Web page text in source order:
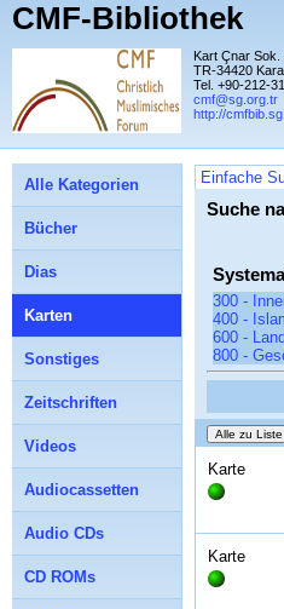
CMF-Bibliothek
Kart Çnar Sok.
TR-34420
Tel. +90-212-
cmf@sg.org.tr
http://
Einfache
Suche
300 -
400 -
600 -
800 -
Karte
Karte
Alle Kategorien
Bücher
Dias
Karten
Sonstiges
Zeitschriften
Videos
Audiocassetten
Audio CDs
CD ROMs